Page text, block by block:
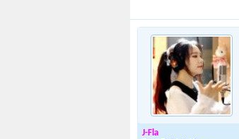
J-Fla